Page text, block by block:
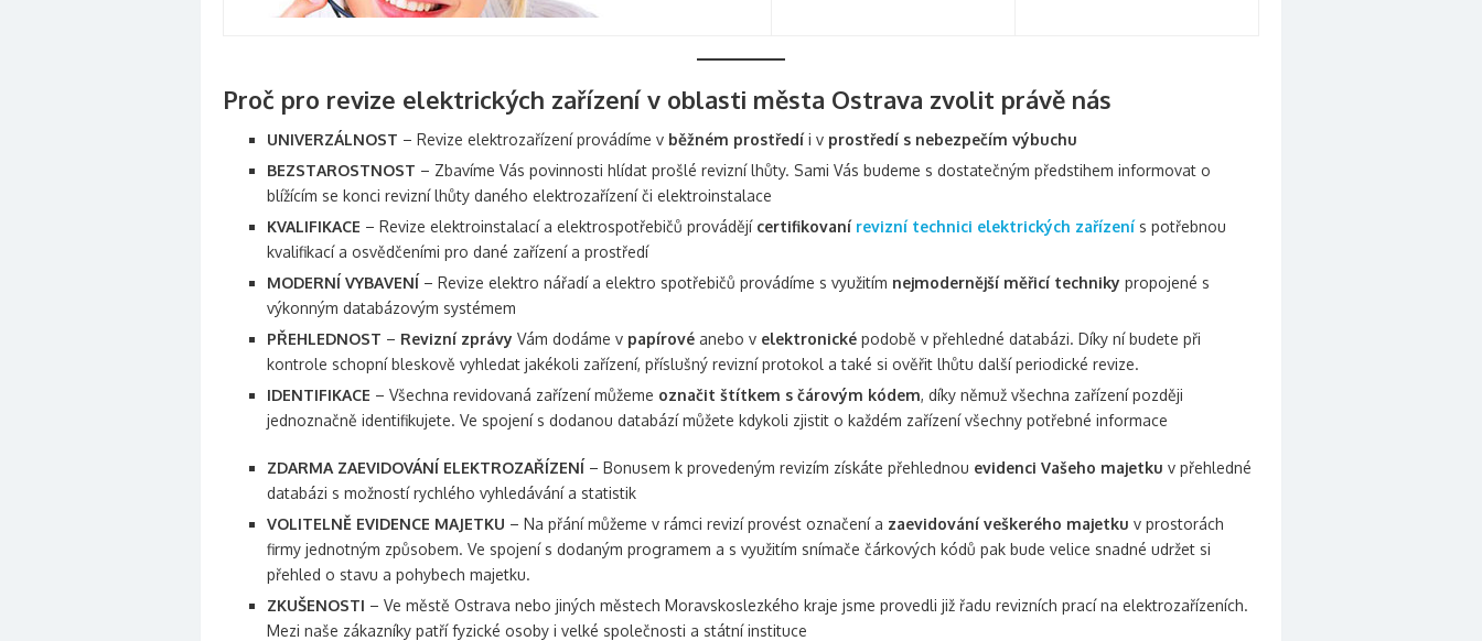
Proč pro revize elektrických zařízení v oblasti města Ostrava zvolit právě nás
UNIVERZÁLNOST – Revize elektrozařízení provádíme v běžném prostředíi v prostředí s nebezpečím výbuchu
BEZSTAROSTNOST – Zbavíme Vás povinnosti hlídat prošlé revizní lhůty. Sami Vás budeme s dostatečným předstihem informovat o
blížícím se konci revizní lhůty daného elektrozařízení či elektroinstalace
KVALIFIKACE – Revize elektroinstalací a elektrospotřebičů provádějí certifikovaní revizní technici elektrických zařízenís potřebnou
kvalifikací a osvědčeními pro dané zařízení a prostředí
MODERNÍ VYBAVENÍ – Revize elektro nářadí a elektro spotřebičů provádíme s využitím nejmodernější měřicí techniky propojené s
výkonným databázovým systémem
PŘEHLEDNOST – Revizní zprávy Vám dodáme v papírové anebo v elektronické podobě v přehledné databázi. Díky ní budete při
kontrole schopní bleskově vyhledat jakékoli zařízení, příslušný revizní protokol a také si ověřit lhůtu další periodické revize.
IDENTIFIKACE – Všechna revidovaná zařízení můžeme označit štítkem s čárovým kódem, díky němuž všechna zařízení později
jednoznačně identifikujete. Ve spojení s dodanou databází můžete kdykoli zjistit o každém zařízení všechny potřebné informace
ZDARMA ZAEVIDOVÁNÍ ELEKTROZAŘÍZENÍ – Bonusem k provedeným revizím získáte přehlednou evidenci Vašeho majetku v přehledné
databázi s možností rychlého vyhledávání a statistik
VOLITELNĚ EVIDENCE MAJETKU – Na přání můžeme v rámci revizí provést označení a zaevidování veškerého majetku v prostorách
firmy jednotným způsobem. Ve spojení s dodaným programem a s využitím snímače čárkových kódů pak bude velice snadné udržet si
přehled o stavu a pohybech majetku.
ZKUŠENOSTI – Ve městě Ostrava nebo jiných městech Moravskoslezkého kraje jsme provedli již řadu revizních prací na elektrozařízeních.
Mezi naše zákazníky patří fyzické osoby i velké společnosti a státní instituce